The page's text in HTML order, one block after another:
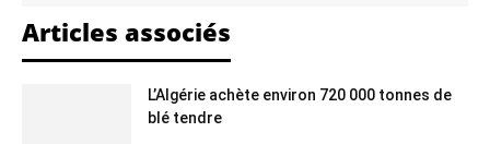
Articles associés
L’Algérie achète environ 720 000 tonnes de
blé tendre